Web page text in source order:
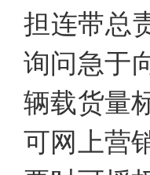
担连带总
询问急于
辆载货量
可网上营